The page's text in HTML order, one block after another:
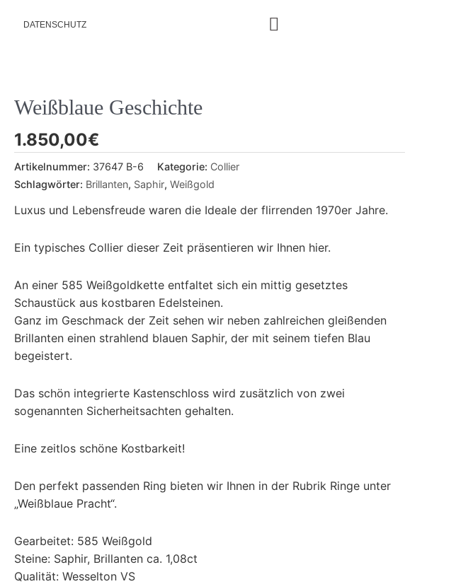
DATENSCHUTZ
Weißblaue Geschichte
1.850,00€
Artikelnummer: 37647 B-6 Kategorie: Collier
Schlagwörter: Brillanten, Saphir, Weißgold
Luxus und Lebensfreude waren die Ideale der flirrenden 1970er Jahre.
Ein typisches Collier dieser Zeit präsentieren wir Ihnen hier.
An einer 585 Weißgoldkette entfaltet sich ein mittig gesetztes
Schaustück aus kostbaren Edelsteinen.
Ganz im Geschmack der Zeit sehen wir neben zahlreichen gleißenden
Brillanten einen strahlend blauen Saphir, der mit seinem tiefen Blau
begeistert.
Das schön integrierte Kastenschloss wird zusätzlich von zwei
sogenannten Sicherheitsachten gehalten.
Eine zeitlos schöne Kostbarkeit!
Den perfekt passenden Ring bieten wir Ihnen in der Rubrik Ringe unter
„Weißblaue Pracht“.
Gearbeitet: 585 Weißgold
Steine: Saphir, Brillanten ca. 1,08ct
Qualität: Wesselton VS